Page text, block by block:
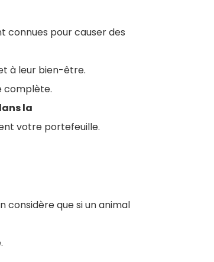
connues pour causer des
à leur bien-être.
complète.
la
votre portefeuille.
considère que si un animal